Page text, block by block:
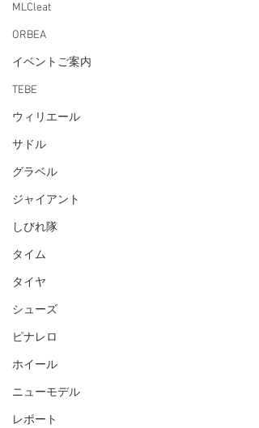
MLCleat
ORBEA
イベントご案内
TEBE
ウィリエール
サドル
グラベル
ジャイアント
しびれ隊
タイム
タイヤ
シューズ
ピナレロ
ホイール
ニューモデル
レポート